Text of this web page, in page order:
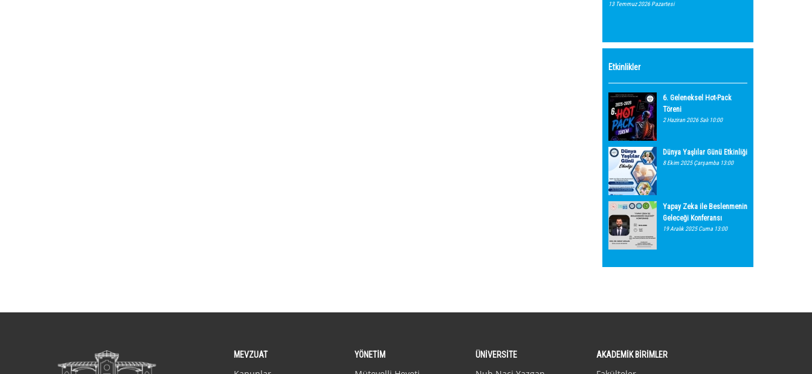
13 Temmuz 2026 Pazartesi
Etkinlikler
6. Geleneksel Hot-Pack
Töreni
2 Haziran 2026 Salı 10:00
Dünya Yaşlılar Günü Etkinliği
8 Ekim 2025 Çarşamba 13:00
Yapay Zeka ile Beslenmenin
Geleceği Konferansı
19 Aralık 2025 Cuma 13:00
MEVZUAT YÖNETİM ÜNİVERSİTE AKADEMİK BİRİMLER